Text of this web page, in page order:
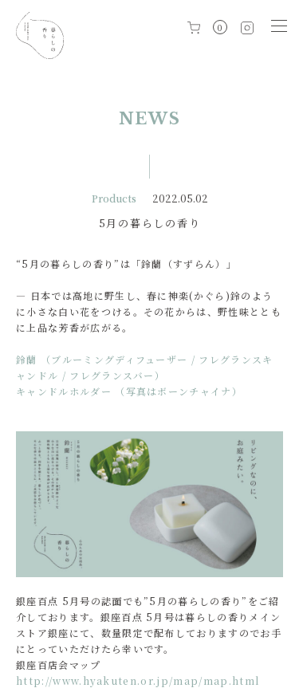
0
NEWS
Products 2022.05.02
5月の暮らしの香り
“5月の暮らしの香り”は「鈴蘭（すずらん）」
― 日本では高地に野生し、春に神楽(かぐら)鈴のよう
に小さな白い花をつける。その花からは、野性味ととも
に上品な芳香が広がる。
鈴蘭 （ブルーミングディフューザー / フレグランスキ
ャンドル / フレグランスバー）
キャンドルホルダー （写真はボーンチャイナ）
銀座百点 5月号の誌面でも”5月の暮らしの香り”をご紹
介しております。銀座百点 5月号は暮らしの香りメイン
ストア銀座にて、数量限定で配布しておりますのでお手
にとっていただけたら幸いです。
銀座百店会マップ
http://www.hyakuten.or.jp/map/map.html